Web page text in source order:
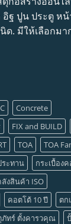
ฐ ปูน ประตู ห
ด. มีให้เลือกมา
Concrete
FIX and BUILD
TOA
TOA
ะทาน
กระเบื้อง
งสินค้า ISO
คอตโต้ 10 ปี
ตก
ทร์ ตั้งคารวคุณ